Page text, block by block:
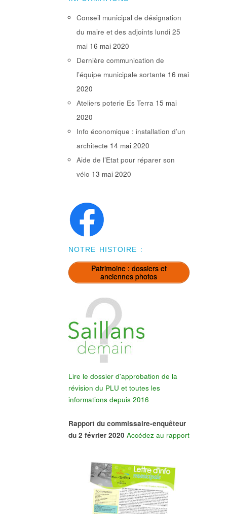
Conseil municipal de désignation
du maire et des adjoints lundi 25
mai 16 mai 2020
Dernière communication de
l’équipe municipale sortante 16 mai
2020
Ateliers poterie Es Terra 15 mai
2020
Info économique : installation d’un
architecte 14 mai 2020
Aide de l’Etat pour réparer son
vélo 13 mai 2020
NOTRE HISTOIRE :
Patrimoine : dossiers et
anciennes photos
Lire le dossier d'approbation de la
révision du PLU et toutes les
informations depuis 2016
Rapport du commissaire-enquêteur
du 2 février 2020 Accédez au rapport